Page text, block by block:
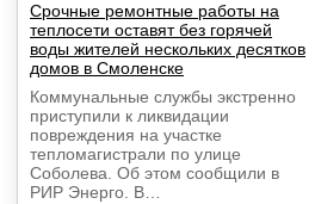
Срочные ремонтные работы на
теплосети оставят без горячей
воды жителей нескольких десятков
домов в Смоленске
Коммунальные службы экстренно
приступили к ликвидации
повреждения на участке
тепломагистрали по улице
Соболева. Об этом сообщили в
РИР Энерго. В…